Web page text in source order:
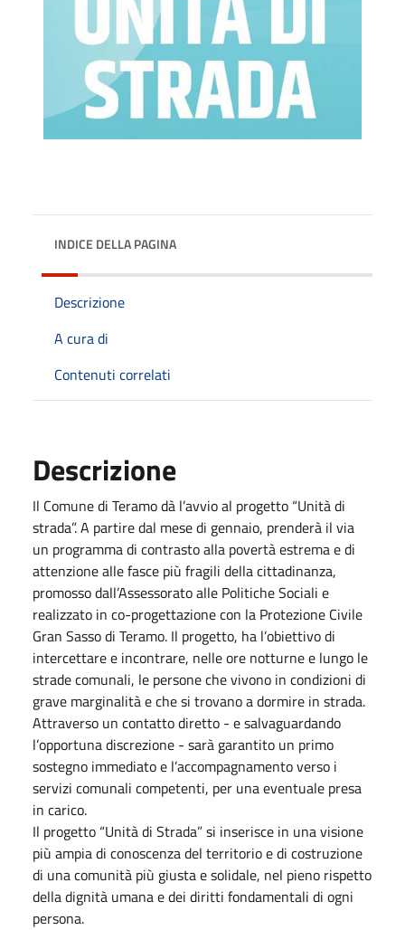
INDICE DELLA PAGINA
Descrizione
A cura di
Contenuti correlati
Descrizione
Il Comune di Teramo dà l’avvio al progetto “Unità di
strada”. A partire dal mese di gennaio, prenderà il via
un programma di contrasto alla povertà estrema e di
attenzione alle fasce più fragili della cittadinanza,
promosso dall’Assessorato alle Politiche Sociali e
realizzato in co-progettazione con la Protezione Civile
Gran Sasso di Teramo. Il progetto, ha l’obiettivo di
intercettare e incontrare, nelle ore notturne e lungo le
strade comunali, le persone che vivono in condizioni di
grave marginalità e che si trovano a dormire in strada.
Attraverso un contatto diretto - e salvaguardando
l’opportuna discrezione - sarà garantito un primo
sostegno immediato e l’accompagnamento verso i
servizi comunali competenti, per una eventuale presa
in carico.
Il progetto “Unità di Strada” si inserisce in una visione
più ampia di conoscenza del territorio e di costruzione
di una comunità più giusta e solidale, nel pieno rispetto
della dignità umana e dei diritti fondamentali di ogni
persona.